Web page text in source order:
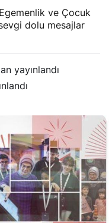
ve Çocuk
dolu mesajlar
yayınlandı